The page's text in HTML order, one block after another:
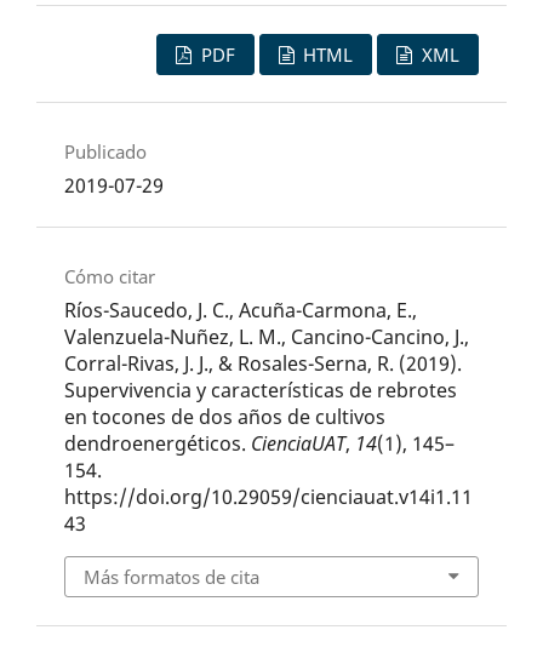
PDF HTML XML
Publicado
2019-07-29
Cómo citar
Ríos-Saucedo, J. C., Acuña-Carmona, E.,
Valenzuela-Nuñez, L. M., Cancino-Cancino, J.,
Corral-Rivas, J. J., & Rosales-Serna, R. (2019).
Supervivencia y características de rebrotes
en tocones de dos años de cultivos
dendroenergéticos. CienciaUAT, 14(1), 145–
154.
https://doi.org/10.29059/cienciauat.v14i1.11
43
Más formatos de cita